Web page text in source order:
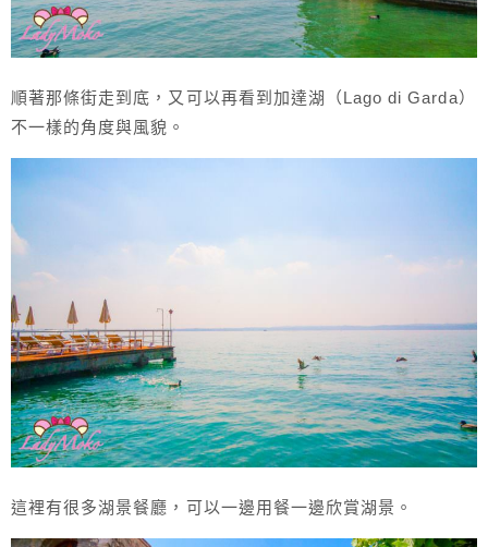
順著那條街走到底，又可以再看到加達湖（Lago di Garda）
不一樣的角度與風貌。
這裡有很多湖景餐廳，可以一邊用餐一邊欣賞湖景。